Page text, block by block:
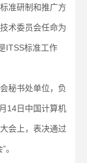
准研制和推广方
术委员会任命为
ITSS标准工作
秘书处单位，负
14日中国计算机
会上，表决通过
。